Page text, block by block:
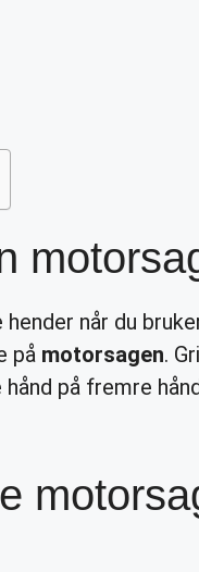
når du
på motorsagen.
på fremre